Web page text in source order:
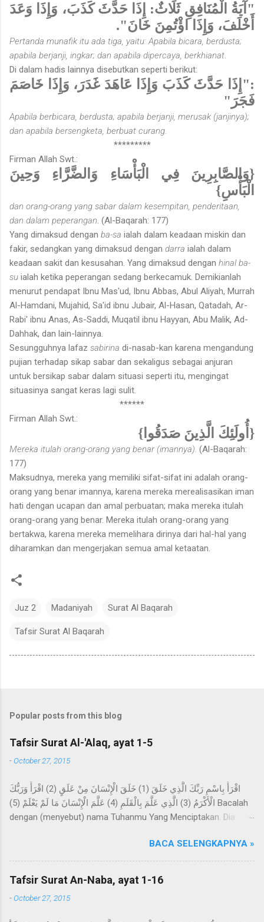
"آيَةُ الْمُنَافِقِ ثَلَاثٌ: إِذَا حَدَّثَ كَذَبَ، وَإِذَا وَعَدَ
أَخْلَفَ، وَإِذَا اؤْتُمِنَ خَانَ".
Pertanda munafik itu ada tiga, yaitu: Apabila bicara, berdusta;
apabila berjanji, ingkar; dan apabila dipercaya, berkhianat
Di dalam hadis lainnya disebutkan seperti berikut:
:"إِذَا حَدَّثَ كَذَبَ وَإِذَا عَاهَدَ غَدَرَ، وَإِذَا خَاصَمَ
فَجَرَ"
Apabila berbicara, berdusta; apabila berjanji, merusak (janjinya);
dan apabila bersengketa, berbuat curang.
*********
Firman Allah Swt.:
{وَالصَّابِرِينَ فِي الْبَأْسَاءِ وَالضَّرَّاءِ وَحِينَ
الْبَأْسِ}
dan orang-orang yang sabar dalam kesempitan, penderitaan,
dan dalam peperangan . (Al-Baqarah: 177)
Yang dimaksud dengan ba-sa ialah dalam keadaan miskin dan
fakir, sedangkan yang dimaksud dengan darra ialah dalam
keadaan sakit dan kesusahan. Yang dimaksud dengan hinal ba-
su ialah ketika peperangan sedang berkecamuk. Demikianlah
menurut pendapat Ibnu Mas'ud, Ibnu Abbas, Abul Aliyah, Murrah
Al-Hamdani, Mujahid, Sa'id ibnu Jubair, Al-Hasan, Qatadah, Ar-
Rabi' ibnu Anas, As-Saddi, Muqatil ibnu Hayyan, Abu Malik, Ad-
Dahhak, dan lain-lainnya.
Sesungguhnya lafaz sabirina di-nasab-kan karena mengandung
pujian terhadap sikap sabar dan sekaligus sebagai anjuran
untuk bersikap sabar dalam situasi seperti itu, mengingat
situasinya sangat keras lagi sulit.
******
Firman Allah Swt.:
{أُولَئِكَ الَّذِينَ صَدَقُوا}
Mereka itulah orang-orang yang benar (imannya). (Al-Baqarah:
177)
Maksudnya, mereka yang memiliki sifat-sifat ini adalah orang-
orang yang benar imannya, karena mereka merealisasikan iman
hati dengan ucapan dan amal perbuatan; maka mereka itulah
orang-orang yang benar. Mereka itulah orang-orang yang
bertakwa, karena mereka memelihara dirinya dari hal-hal yang
diharamkan dan mengerjakan semua amal ketaatan.
Juz 2 Madaniyah Surat Al Baqarah
Tafsir Surat Al Baqarah
Popular posts from this blog
Tafsir Surat Al-'Alaq, ayat 1-5
-October 27, 2015
اقْرَأْ بِاسْمِ رَبِّكَ الَّذِي خَلَقَ (1) خَلَقَ الْإِنْسَانَ مِنْ عَلَقٍ (2) اقْرَأْ وَرَبُّكَ
الْأَكْرَمُ (3) الَّذِي عَلَّمَ بِالْقَلَمِ (4) عَلَّمَ الْإِنْسَانَ مَا لَمْ يَعْلَمْ (5) Bacalah
dengan (menyebut) nama Tuhanmu Yang Menciptakan. Dia
Tuhanmulah Yang Maha Pemurah, Yang mengajar (manusia)
dengan perantaraan qalam. Dia mengajarkan kepada manusia
apa yang tidak diketahuinya. Imam Ahmad mengatakan, telah
menceritakan kepada kami Abdur Razzaq, telah menceritakan
kepada kami Ma'mar, dari Az-Zuhri, dari Urwah, dari Aisyah
BACA SELENGKAPNYA »
Tafsir Surat An-Naba, ayat 1-16
-October 27, 2015